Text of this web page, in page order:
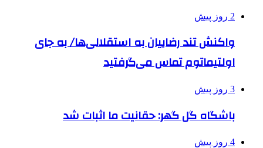
2 روز پیش
واکنش تند رضاییان به استقلالی‌ها/ به جای
اولتیماتوم تماس می‌گرفتید
3 روز پیش
باشگاه گل گهر: حقانیت ما اثبات شد
4 روز پیش